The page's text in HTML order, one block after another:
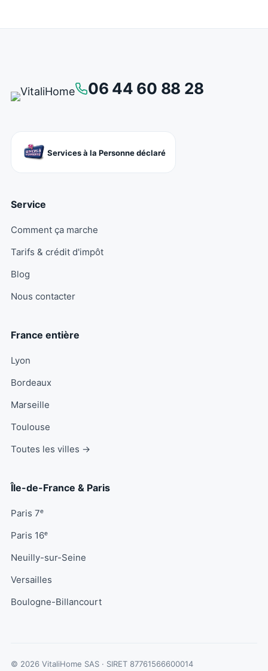
06 44 60 88 28
Services à la Personne déclaré
Service
Comment ça marche
Tarifs & crédit d'impôt
Blog
Nous contacter
France entière
Lyon
Bordeaux
Marseille
Toulouse
Toutes les villes →
Île-de-France & Paris
Paris 7ᵉ
Paris 16ᵉ
Neuilly-sur-Seine
Versailles
Boulogne-Billancourt
© 2026 VitaliHome SAS · SIRET 87761566600014